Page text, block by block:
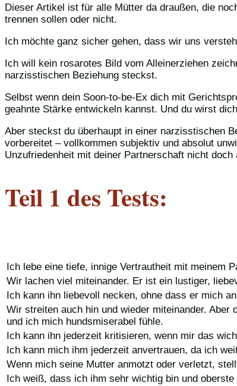
Dieser Artikel ist für alle Mütter da draußen, die
trennen sollen oder nicht.
Ich möchte ganz sicher gehen, dass wir uns
Ich will kein rosarotes Bild vom Alleinerziehen
narzisstischen Beziehung steckst.
Selbst wenn dein Soon-to-be-Ex dich mit
geahnte Stärke entwickeln kannst. Und du wirst
Aber steckst du überhaupt in einer narzisstischen
vorbereitet – vollkommen subjektiv und absolut
Unzufriedenheit mit deiner Partnerschaft nicht doch
Teil 1 des Tests:
Ich lebe eine tiefe, innige Vertrautheit mit meinem
Wir lachen viel miteinander. Er ist ein lustiger,
Ich kann ihn liebevoll necken, ohne dass er mich
Wir streiten auch hin und wieder miteinander.
und ich mich hundsmiserabel fühle.
Ich kann ihn jederzeit kritisieren, wenn mir das
Ich kann mich ihm jederzeit anvertrauen, da ich
Wenn mich seine Mutter anmotzt oder verletzt,
Ich weiß, dass ich ihm sehr wichtig bin und oberste